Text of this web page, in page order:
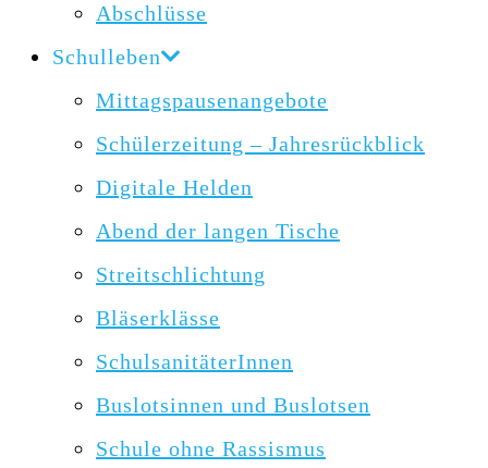
Abschlüsse
Schulleben
Mittagspausenangebote
Schülerzeitung – Jahresrückblick
Digitale Helden
Abend der langen Tische
Streitschlichtung
Bläserklässe
SchulsanitäterInnen
Buslotsinnen und Buslotsen
Schule ohne Rassismus